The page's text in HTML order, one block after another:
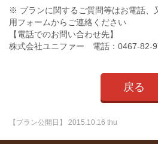
※ プランに関するご質問等はお電話、
用フォームからご連絡ください
【電話でのお問い合わせ先】
株式会社ユニファー 電話：0467-82-
戻る
【プラン公開日】 2015.10.16 thu